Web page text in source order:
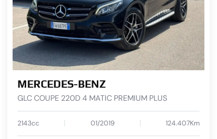
MERCEDES-BENZ
GLC COUPE 220D 4 MATIC PREMIUM PLUS
2143cc 01/2019 124.407Km